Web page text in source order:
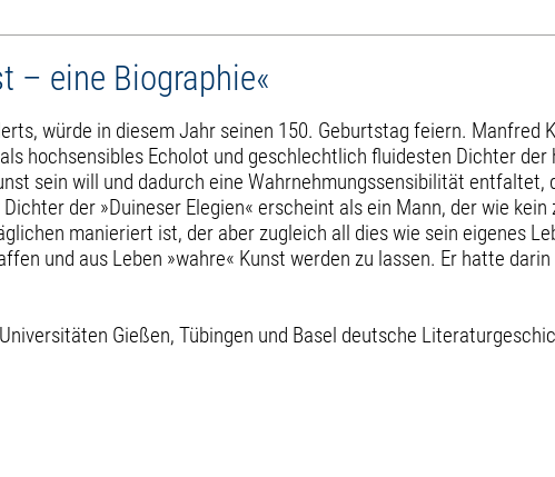
– eine Biographie«
würde in diesem Jahr seinen 150. Geburtstag feiern. Manfred
hochsensibles Echolot und geschlechtlich fluidesten Dichter
sein will und dadurch eine Wahrnehmungssensibilität entfaltet,
der »Duineser Elegien« erscheint als ein Mann, der wie
manieriert ist, der aber zugleich all dies wie sein eigenes
und aus Leben »wahre« Kunst werden zu lassen. Er hatte
Gießen, Tübingen und Basel deutsche